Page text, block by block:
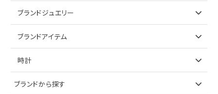
アイテムで探す
ブランドジュエリー
アイテムで探す
ブランドアイテム
アイテムで探す
時計
ブランドで探す
ブランドから探す